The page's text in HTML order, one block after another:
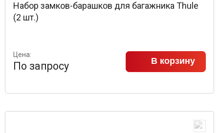
Набор замков-барашков для багажника Thule
(2 шт.)
Цена:
По запросу В корзину